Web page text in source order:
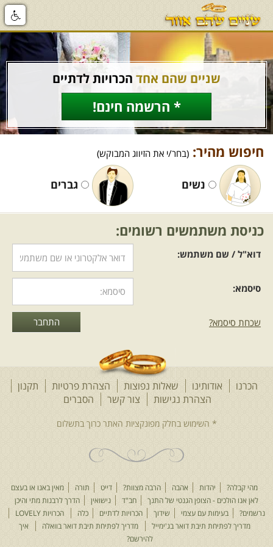
שניים שהם אחד הכרויות לדתיים
* הרשמה חינם!
חיפוש מהיר: (בחר/י את הזיווג המבוקש)
נשים גברים
כניסת משתמשים רשומים:
דוא"ל / שם משתמש:
סיסמא:
שכחת סיסמא?
הכרנו אודותינו שאלות נפוצות הצהרת פרטיות
תקנון
הצהרת נגישות
צור קשר הסברים
מהי קבלה? יהדות אהבה הרבה מצוות? דייט תורה
מאין באנו או בעצם
לאן אנו הולכים - הצופן הגנטי של התנך
חב"ד נישואין
הדרך לרבנות מתי והיכן
נרשמים?
בעימות עם עצמי שידוך הכרויות לדתיים כלה
הכרויות LOVELY
מדריך לפתיחת תיבת דואר בג'ימייל
מדריך לפתיחת תיבת דואר בוואלה
איך
להירשם?